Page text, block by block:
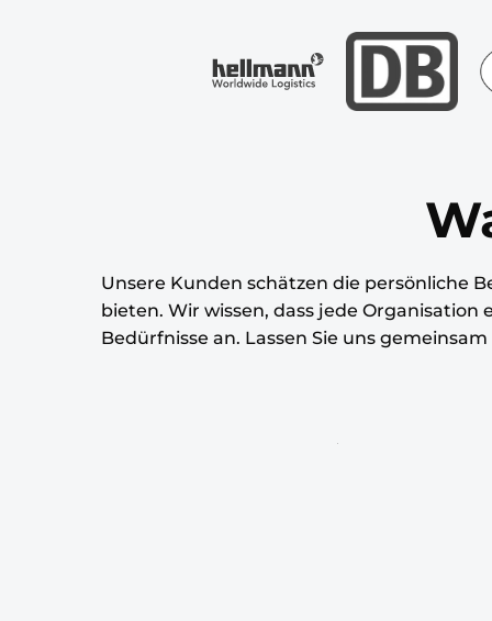
zu gestalten
bei der
Unsere Kunden schätzen die persönliche
bieten. Wir wissen, dass jede
Bedürfnisse an. Lassen Sie uns